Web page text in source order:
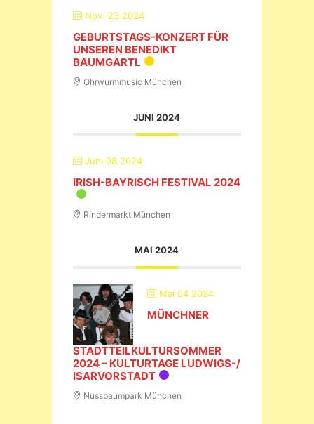
Nov. 23 2024
GEBURTSTAGS-KONZERT FÜR
UNSEREN BENEDIKT
BAUMGARTL
Ohrwurmmusic München
JUNI 2024
Juni 08 2024
IRISH-BAYRISCH FESTIVAL 2024
Rindermarkt München
MAI 2024
Mai 04 2024
MÜNCHNER
STADTTEILKULTURSOMMER
2024 – KULTURTAGE LUDWIGS-/
ISARVORSTADT
Nussbaumpark München